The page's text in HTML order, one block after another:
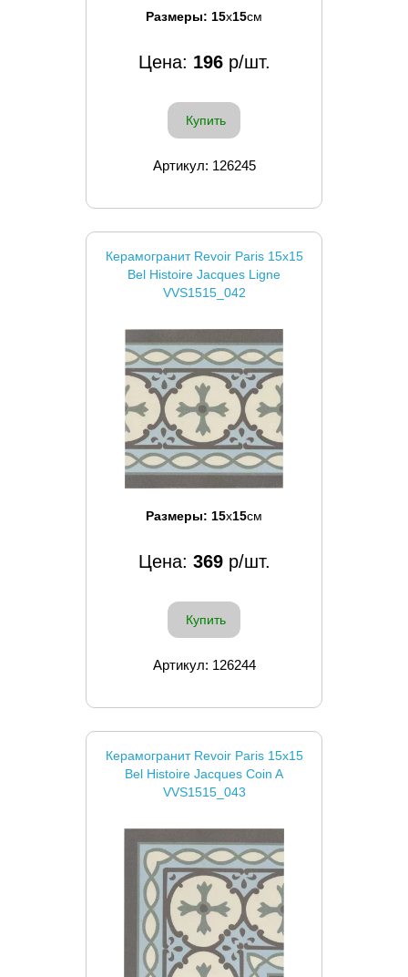
Размеры: 15x15см
Цена: 196р/шт.
Купить
Артикул: 126245
Керамогранит Revoir Paris 15x15
Bel Histoire Jacques Ligne
VVS1515_042
Размеры: 15x15см
Цена: 369р/шт.
Купить
Артикул: 126244
Керамогранит Revoir Paris 15x15
Bel Histoire Jacques Coin A
VVS1515_043